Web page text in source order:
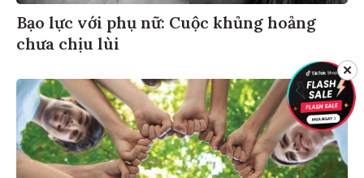
Bạo lực với phụ nữ: Cuộc khủng hoảng
chưa chịu lùi
✕